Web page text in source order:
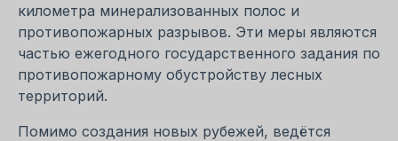
километра минерализованных полос и
противопожарных разрывов. Эти меры являются
частью ежегодного государственного задания по
противопожарному обустройству лесных
территорий.
Помимо создания новых рубежей, ведётся